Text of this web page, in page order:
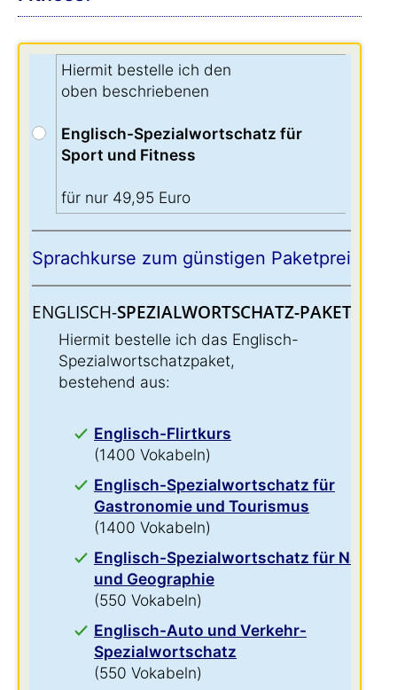
Hiermit bestelle ich den
oben beschriebenen
Englisch-Spezialwortschatz für
Sport und Fitness
für nur 49,95 Euro
Sprachkurse zum günstigen Paketpreis:
ENGLISCH-SPEZIALWORTSCHATZ-PAKET:
Hiermit bestelle ich das Englisch-
Spezialwortschatzpaket,
bestehend aus:
Englisch-Flirtkurs
(1400 Vokabeln)
Englisch-Spezialwortschatz für
Gastronomie und Tourismus
(1400 Vokabeln)
Englisch-Spezialwortschatz für Natur
und Geographie
(550 Vokabeln)
Englisch-Auto und Verkehr-
Spezialwortschatz
(550 Vokabeln)